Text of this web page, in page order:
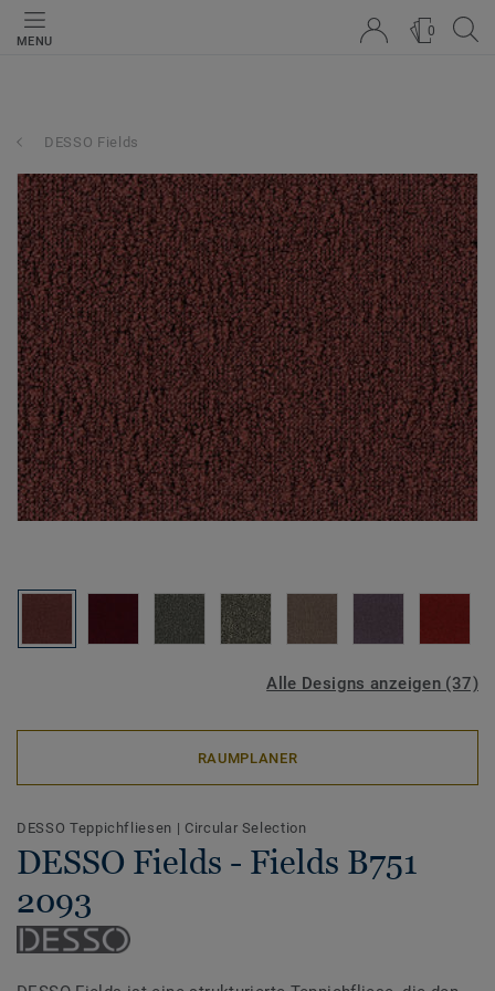
MENU
0
DESSO Fields
Alle Designs anzeigen (37)
RAUMPLANER
DESSO Teppichfliesen | Circular Selection
DESSO Fields - Fields B751
2093